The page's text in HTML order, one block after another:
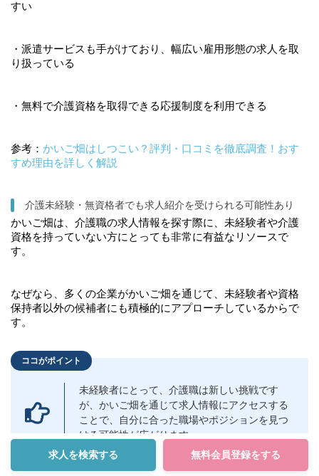
すい
・派遣サービスも手がけており、幅広い雇用形態の求人を取
り扱っている
・無料で介護資格を取得できる応援制度を利用できる
参考： かいご畑はしつこい？評判・口コミを徹底調査！おす
すめ理由を詳しく解説
介護未経験・無資格者でも求人紹介を受けられる可能性あり
かいご畑は、介護職の求人情報を探す際に、未経験者や介護
資格を持っていない方にとっても非常に有益なリソースで
す。
なぜなら、多くの企業がかいご畑を通じて、未経験者や資格
保持者以外の候補者にも積極的にアプローチしているからで
す。
ココがポイント
未経験者にとって、介護職は新しい挑戦です
が、かいご畑を通じて求人情報にアクセスする
ことで、自分に合った職場やポジションを見つ
ける可能性が広がります。
求人を検索する 無料会員登録をする